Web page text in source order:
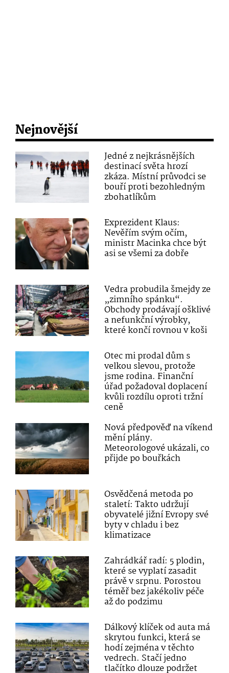
Nejnovější
Jedné z nejkrásnějších
destinací světa hrozí
zkáza. Místní průvodci se
bouří proti bezohledným
zbohatlíkům
Exprezident Klaus:
Nevěřím svým očím,
ministr Macinka chce být
asi se všemi za dobře
Vedra probudila šmejdy ze
„zimního spánku“.
Obchody prodávají ošklivé
a nefunkční výrobky,
které končí rovnou v koši
Otec mi prodal dům s
velkou slevou, protože
jsme rodina. Finanční
úřad požadoval doplacení
kvůli rozdílu oproti tržní
ceně
Nová předpověď na víkend
mění plány.
Meteorologové ukázali, co
přijde po bouřkách
Osvědčená metoda po
staletí: Takto udržují
obyvatelé jižní Evropy své
byty v chladu i bez
klimatizace
Zahrádkář radí: 5 plodin,
které se vyplatí zasadit
právě v srpnu. Porostou
téměř bez jakékoliv péče
až do podzimu
Dálkový klíček od auta má
skrytou funkci, která se
hodí zejména v těchto
vedrech. Stačí jedno
tlačítko dlouze podržet